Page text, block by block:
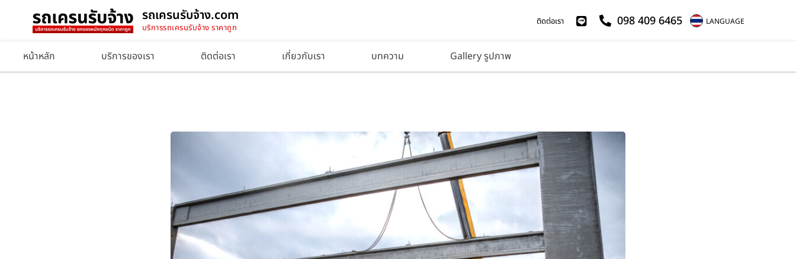
รถเครนรับจ้าง.com
บริการรถเครนรับจ้าง ราคาถูก
ติดต่อเรา 098 409 6465 LANGUAGE
หน้าหลัก บริการของเรา ติดต่อเรา เกี่ยวกับเรา บทความ Gallery รูปภาพ